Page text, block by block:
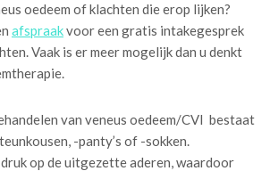
oedeem of klachten die erop lijken?
afspraakvoor een gratis intakegesprek
Vaak is er meer mogelijk dan u denkt
van veneus oedeem/CVI bestaat
-panty’s of -sokken.
op de uitgezette aderen, waardoor